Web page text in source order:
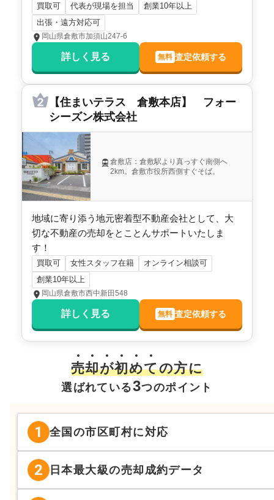
買取可 代表が現場を担当
創業10年以上
出張・遠方対応可
岡山県倉敷市加須山247-6
詳しく見る 無料 査定依頼する
【住まいテラス 倉敷本店】 フォー
シーズン株式会社
倉敷店：倉敷駅より真っすぐ南側へ
2km。倉敷市役所西側すぐそば。
地域に寄り添う地元密着型不動産会社として、大
切な不動産の売却をとことんサポートいたしま
す！
買取可 女性スタッフ在籍
オンライン相談可
創業10年以上
岡山県倉敷市西中新田548
詳しく見る 無料 査定依頼する
売却が初めての方に
選ばれている3つのポイント
1 全国の市区町村に対応
2 日本最大級の売却成約データ